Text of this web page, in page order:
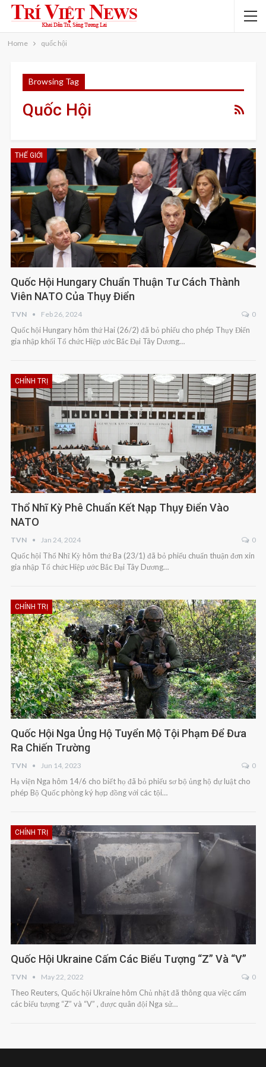
Home quốc hội
Browsing Tag
Quốc Hội
THẾ GIỚI
Quốc Hội Hungary Chuẩn Thuận Tư Cách Thành
Viên NATO Của Thụy Điển
TVN Feb 26, 2024 0
Quốc hội Hungary hôm thứ Hai (26/2) đã bỏ phiếu cho phép Thụy Điển
gia nhập khối Tổ chức Hiệp ước Bắc Đại Tây Dương…
CHÍNH TRỊ
Thổ Nhĩ Kỳ Phê Chuẩn Kết Nạp Thụy Điển Vào
NATO
TVN Jan 24, 2024 0
Quốc hội Thổ Nhĩ Kỳ hôm thứ Ba (23/1) đã bỏ phiếu chuẩn thuận đơn xin
gia nhập Tổ chức Hiệp ước Bắc Đại Tây Dương…
CHÍNH TRỊ
Quốc Hội Nga Ủng Hộ Tuyển Mộ Tội Phạm Để Đưa
Ra Chiến Trường
TVN Jun 14, 2023 0
Hạ viện Nga hôm 14/6 cho biết họ đã bỏ phiếu sơ bộ ủng hộ dự luật cho
phép Bộ Quốc phòng ký hợp đồng với các tội…
CHÍNH TRỊ
Quốc Hội Ukraine Cấm Các Biểu Tượng “Z” Và “V”
TVN May 22, 2022 0
Theo Reuters, Quốc hội Ukraine hôm Chủ nhật đã thông qua việc cấm
các biểu tượng “Z” và “V” , được quân đội Nga sử…